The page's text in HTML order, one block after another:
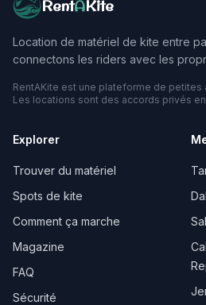
RentAKite
Location de matériel de kite entre
connectons les riders avec les
RentAKite est une plateforme de
Les locations sont des accords privés
Explorer
Trouver du matériel
Spots de kite
Comment ça marche
Magazine
FAQ
Sécurité